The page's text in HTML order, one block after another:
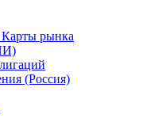
рынка
(Россия)